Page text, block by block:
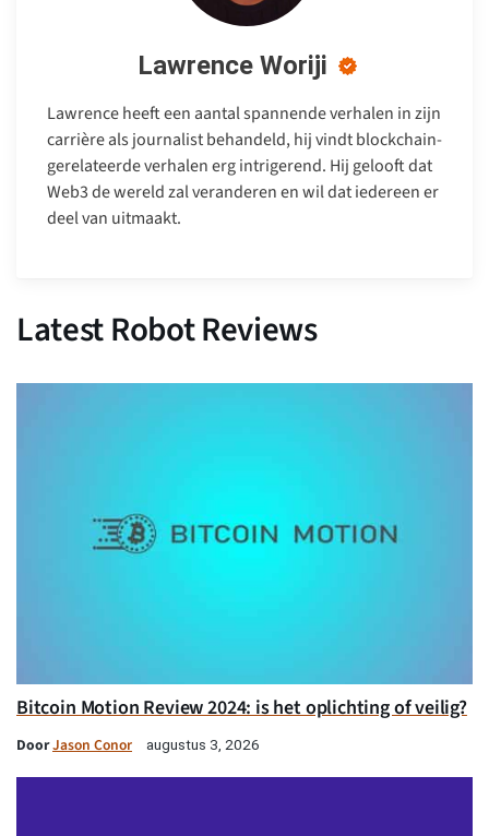
Lawrence Woriji
Lawrence heeft een aantal spannende verhalen in zijn
carrière als journalist behandeld, hij vindt blockchain-
gerelateerde verhalen erg intrigerend. Hij gelooft dat
Web3 de wereld zal veranderen en wil dat iedereen er
deel van uitmaakt.
Latest Robot Reviews
Bitcoin Motion Review 2024: is het oplichting of veilig?
DoorJason Conor augustus 3, 2026